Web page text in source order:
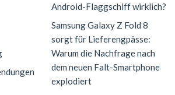
Android-Flaggschiff wirklich?
Samsung Galaxy Z Fold 8
sorgt für Lieferengpässe:
Warum die Nachfrage nach
dem neuen Falt-Smartphone
explodiert